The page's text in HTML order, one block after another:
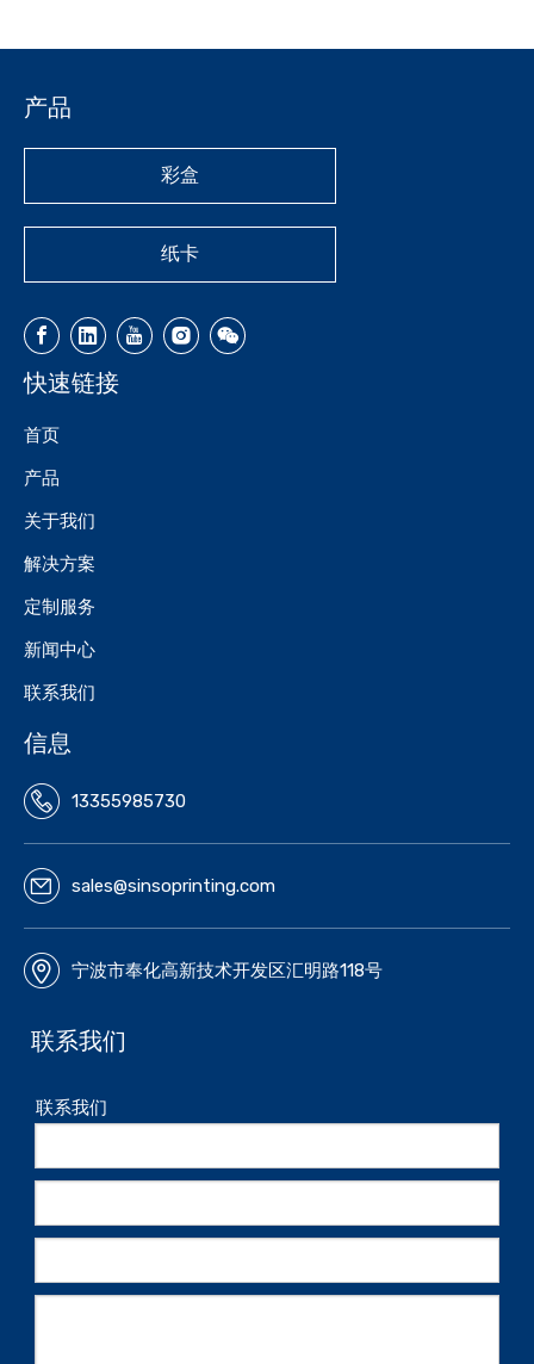
产品分类
产品
彩盒
纸卡
快速链接
首页
产品
关于我们
解决方案
定制服务
新闻中心
联系我们
信息
13355985730
sales@sinsoprinting.com
宁波市奉化高新技术开发区汇明路118号
联系我们
联系我们